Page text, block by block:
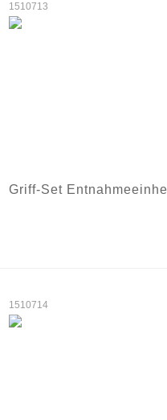
1510713
Griff-Set
1510714